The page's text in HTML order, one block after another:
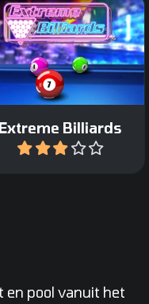
Extreme Billiards
biljartballen in een
keten van ballen en
er 3 of meer.
Speel
en pool vanuit het